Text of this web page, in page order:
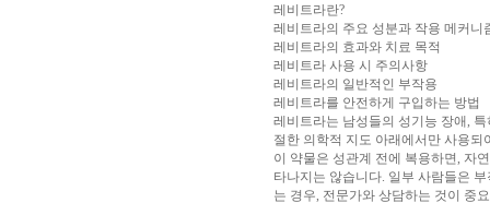
채
팅 아
산
만
남
찾
기 미
프
진
복
용
레비트라란?
레비트라의 주요 성분과 작용 메커니
레비트라의 효과와 치료 목적
레비트라 사용 시 주의사항
레비트라의 일반적인 부작용
레비트라를 안전하게 구입하는 방법
레비트라는 남성들의 성기능 장애,
절한 의학적 지도 아래에서만 사용
이 약물은 성관계 전에 복용하면, 자
타나지는 않습니다. 일부 사람들은
는 경우, 전문가와 상담하는 것이 중